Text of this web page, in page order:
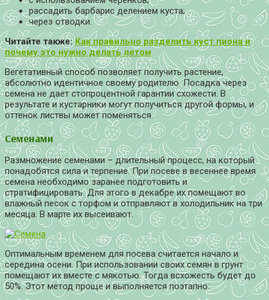
рассадить барбарис делением куста;
через отводки.
Читайте также:Как правильно разделить куст пиона и
почему это нужно делать летом
Вегетативный способ позволяет получить растение,
абсолютно идентичное своему родителю. Посадка через
семена не дает стопроцентной гарантии схожести. В
результате и кустарники могут получиться другой формы, и
оттенок листвы может поменяться.
Семенами
Размножение семенами – длительный процесс, на который
понадобятся сила и терпение. При посеве в весеннее время
семена необходимо заранее подготовить и
стратифицировать. Для этого в декабре их помещают во
влажный песок с торфом и отправляют в холодильник на три
месяца. В марте их высеивают.
Оптимальным временем для посева считается начало и
середина осени. При использовании своих семян в грунт
помещают их вместе с мякотью. Тогда всхожесть будет до
50%. Этот метод проще и выполняется поэтапно: